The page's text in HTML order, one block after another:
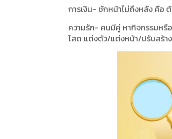
การเงิน- ชักหน้าไม่ถึงหลัง คือ
ความรัก- คนมีคู่ หากิจกรรมหรื
โสด แต่งตัว/แต่งหน้า/ปรับสร้า